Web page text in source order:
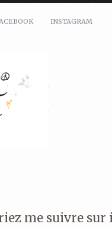
INSTAGRAM
me suivre